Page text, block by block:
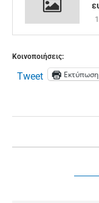
Κοινοποιήσεις:
Tweet Εκτύπωση